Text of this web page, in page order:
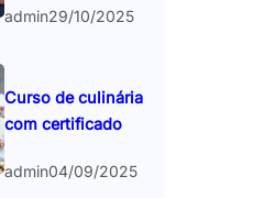
admin29/10/2025
Curso de culinária
com certificado
admin04/09/2025